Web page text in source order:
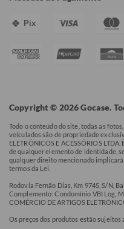
Pix
Copyright © 2026 Gocase.
Todo o conteúdo do site, todas as
veículados são de propriedade
ELETRÔNICOS E ACESSÓRIOS
de qualquer elemento de identidade,
qualquer direito mencionado
termos da Lei.
Rodovia Fernão Dias, Km 9745, S/N,
Complemento: Condomínio VBI Log,
COMÉRCIO DE ARTIGOS
Os preços dos produtos estão sujeitos